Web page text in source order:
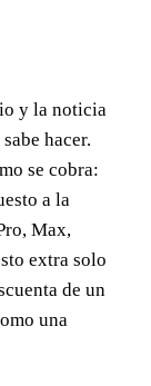
y la noticia
hacer.
se cobra:
a la
Max,
extra solo
de un
una